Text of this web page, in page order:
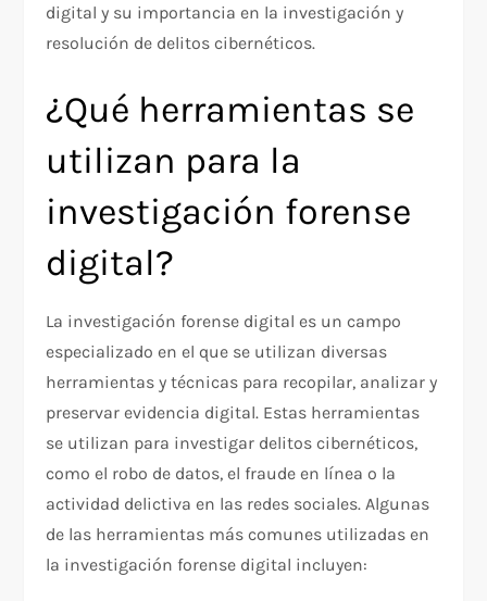
digital y su importancia en la investigación y
resolución de delitos cibernéticos.
¿Qué herramientas se
utilizan para la
investigación forense
digital?
La investigación forense digital es un campo
especializado en el que se utilizan diversas
herramientas y técnicas para recopilar, analizar y
preservar evidencia digital. Estas herramientas
se utilizan para investigar delitos cibernéticos,
como el robo de datos, el fraude en línea o la
actividad delictiva en las redes sociales. Algunas
de las herramientas más comunes utilizadas en
la investigación forense digital incluyen: